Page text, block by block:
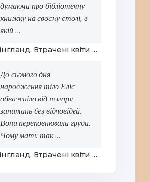
думаючи про бібліотечну
книжку на своєму столі, в
якій ...
© Голлі Рінґланд. Втрачені квіти Еліс Гарт
До сьомого дня
народження тіло Еліс
обважніло від тягаря
запитань без відповідей.
Вони переповнювали груди.
Чому мати так ...
© Голлі Рінґланд. Втрачені квіти Еліс Гарт